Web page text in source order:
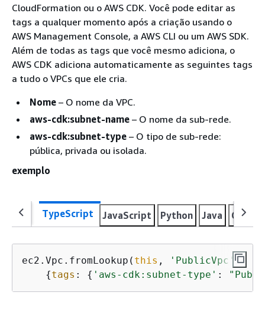
CloudFormation ou o AWS CDK. Você pode editar as
tags a qualquer momento após a criação usando o
AWS Management Console, a AWS CLI ou um AWS SDK.
Além de todas as tags que você mesmo adiciona, o
AWS CDK adiciona automaticamente as seguintes tags
a tudo o VPCs que ele cria.
Nome – O nome da VPC.
aws-cdk:subnet-name – O nome da sub-rede.
aws-cdk:subnet-type – O tipo de sub-rede:
pública, privada ou isolada.
exemplo
TypeScript JavaScript Python Java C#
ec2.Vpc.fromLookup( this , 'PublicVpc' ,
{tags : { 'aws-cdk:subnet-type' :